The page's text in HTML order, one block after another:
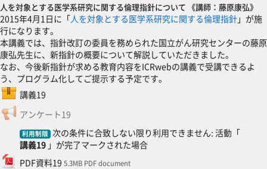
人を対象とする医学系研究に関する倫理指針について 《講師：藤原康弘》
2015年4月1日に「人を対象とする医学系研究に関する倫理指針」が施
行になります。
本講義では、指針改訂の委員を務められた国立がん研究センターの藤原
康弘先生に、新指針の概要について解説していただきました。
なお、今後新指針が求める教育内容をICRwebの講義で受講できるよ
う、プログラム化してご提示する予定です。
講義19
SCORMパッケージ
アンケート19フィードバック
利用制限 次の条件に合致しない限り利用できません: 活動「
講義19」が完了マークされた場合
PDF資料19
ファイル5.3MB PDF document